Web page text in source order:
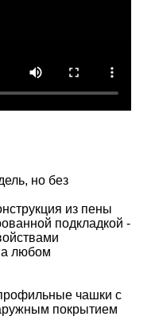
но без
из пены
подкладкой -
любом
чашки с
покрытием